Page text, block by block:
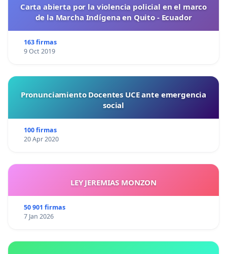
Carta abierta por la violencia policial en el marco
de la Marcha Indígena en Quito - Ecuador
163 firmas
9 Oct 2019
Pronunciamiento Docentes UCE ante emergencia
social
100 firmas
20 Apr 2020
LEY JEREMIAS MONZON
50 901 firmas
7 Jan 2026